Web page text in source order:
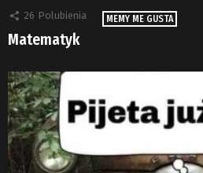
26 Polubienia MEMY ME GUSTA
Matematyk